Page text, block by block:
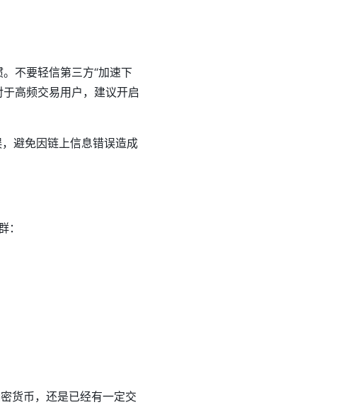
不要轻信第三方“加速下
高频交易用户，建议开启
避免因链上信息错误造成
货币，还是已经有一定交